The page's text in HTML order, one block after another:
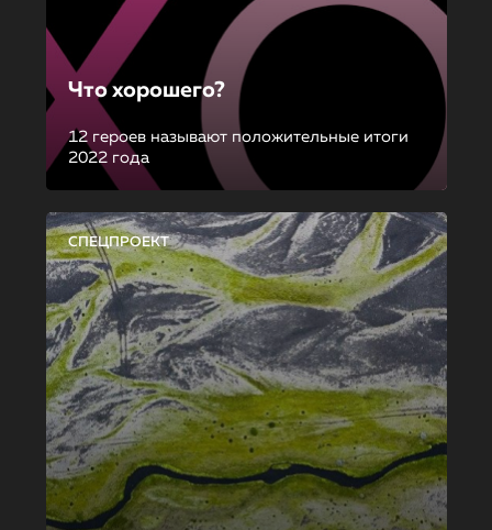
Что хорошего?
12 героев называют положительные итоги
2022 года
СПЕЦПРОЕКТ